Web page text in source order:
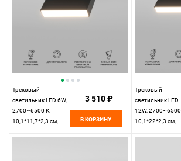
Трековый
светильник LED 6W,
2700~6500 К,
10,1*11,7*2,3 см,
3 510 ₽
В КОРЗИНУ
Трековый
светильник LED
12W, 2700~6500
10,1*22*2,3 см,